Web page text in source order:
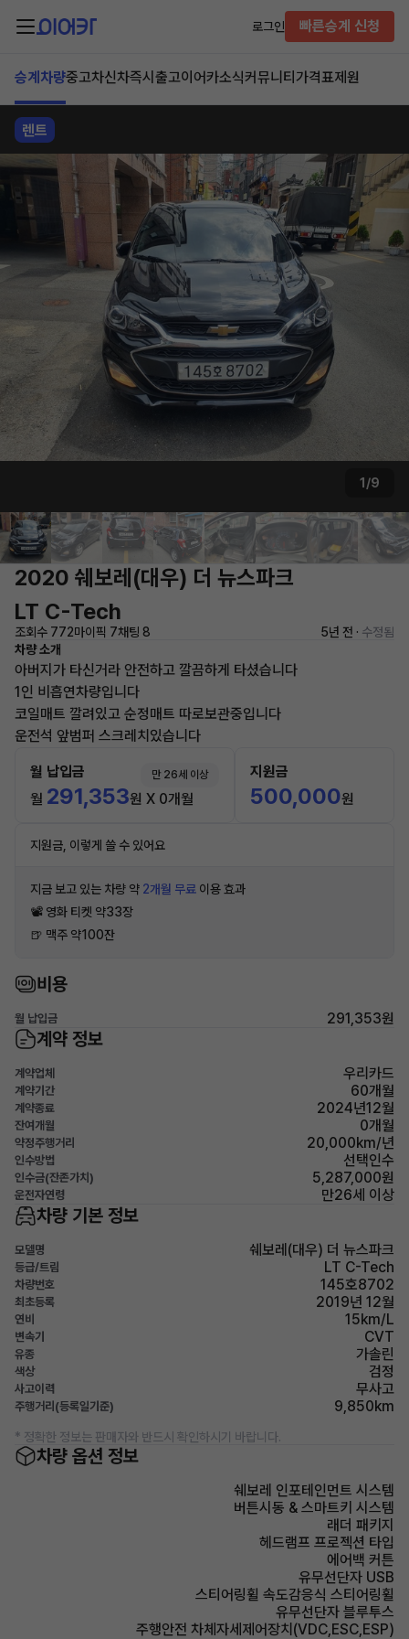
로그인 빠른승계 신청
승계차량중고차신차즉시출고이어카소식커뮤니티 가격표제원
렌트
1/9
2020 쉐보레(대우) 더 뉴스파크
LT C-Tech
조회수 772마이픽 7채팅 8 5년 전 · 수정됨
차량 소개
아버지가 타신거라 안전하고 깔끔하게 타셨습니다
1인 비흡연차량입니다
코일매트 깔려있고 순정매트 따로보관중입니다
운전석 앞범퍼 스크레치있습니다
월 납입금 만 26세 이상
월 291,353원 X 0개월
지원금
500,000원
지원금, 이렇게 쓸 수 있어요
지금 보고 있는 차량 약 2개월 무료 이용 효과
📽 영화 티켓 약33장
🍺 맥주 약100잔
비용
월 납입금 291,353원
계약 정보
계약업체 우리카드
계약기간 60개월
계약종료 2024년12월
잔여개월 0개월
약정주행거리 20,000km/년
인수방법 선택인수
인수금(잔존가치) 5,287,000원
운전자연령 만26세 이상
차량 기본 정보
모델명 쉐보레(대우) 더 뉴스파크
등급/트림 LT C-Tech
차량번호 145호8702
최초등록 2019년 12월
연비 15km/L
변속기 CVT
유종 가솔린
색상 검정
사고이력 무사고
주행거리(등록일기준) 9,850km
* 정확한 정보는 판매자와 반드시 확인하시기 바랍니다.
차량 옵션 정보
쉐보레 인포테인먼트 시스템
버튼시동 & 스마트키 시스템
래더 패키지
헤드램프 프로젝션 타입
에어백 커튼
유무선단자 USB
스티어링휠 속도감응식 스티어링휠
유무선단자 블루투스
주행안전 차체자세제어장치(VDC,ESC,ESP)